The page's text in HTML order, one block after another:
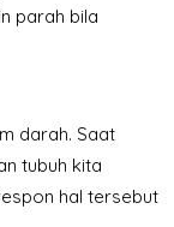
parah bila
darah. Saat
tubuh kita
hal tersebut